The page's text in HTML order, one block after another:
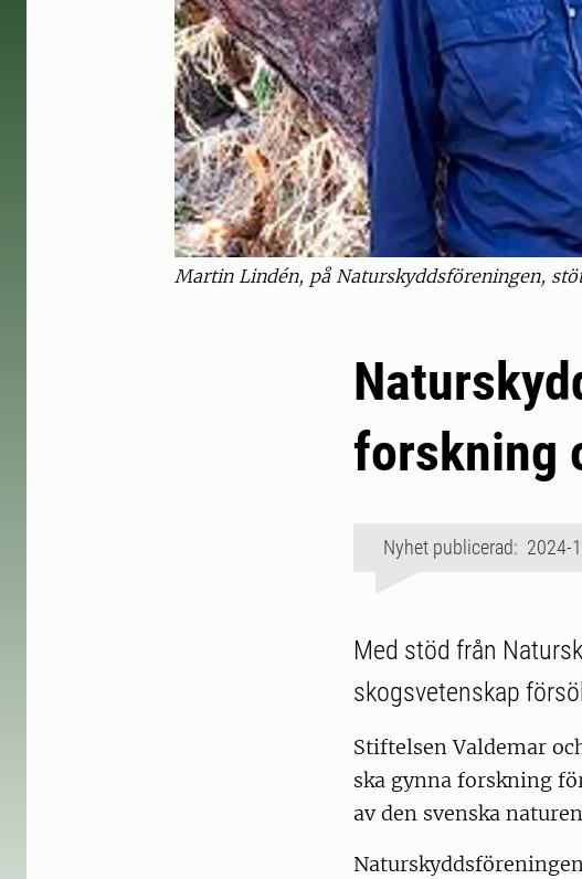
Martin Lindén, på Naturskyddsföreningen,
forskning
Nyhet publicerad: 2024-
Med stöd från
skogsvetenskap
Stiftelsen Valdemar
ska gynna forskning
av den svenska